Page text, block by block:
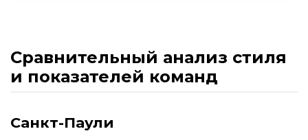
Сравнительный анализ стиля
и показателей команд
Санкт-Паули